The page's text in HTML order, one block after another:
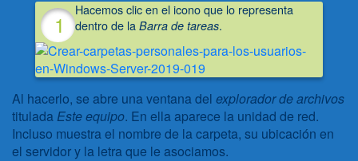
Hacemos clic en el icono que lo representa
dentro de laBarra de tareas.
Al hacerlo, se abre una ventana del explorador de archivos
tituladaEste equipo. En ella aparece la unidad de red.
Incluso muestra el nombre de la carpeta, su ubicación en
el servidor y la letra que le asociamos.